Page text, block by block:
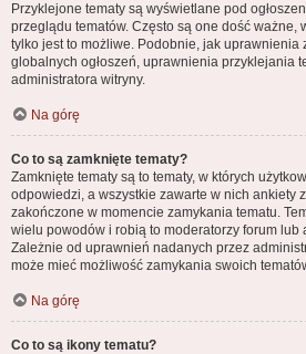
Przyklejone tematy są wyświetlane pod
przeglądu tematów. Często są one dość ważne,
tylko jest to możliwe. Podobnie, jak uprawnienia
globalnych ogłoszeń, uprawnienia przyklejania
administratora witryny.
Na górę
Co to są zamknięte tematy?
Zamknięte tematy są to tematy, w których
odpowiedzi, a wszystkie zawarte w nich ankiety
zakończone w momencie zamykania tematu.
wielu powodów i robią to moderatorzy forum lub
Zależnie od uprawnień nadanych przez
może mieć możliwość zamykania swoich
Na górę
Co to są ikony tematu?